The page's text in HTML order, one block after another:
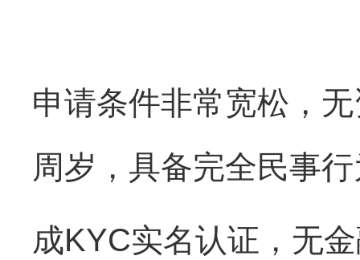
申请条件非常宽松，
周岁，具备完全民事
成KYC实名认证，无